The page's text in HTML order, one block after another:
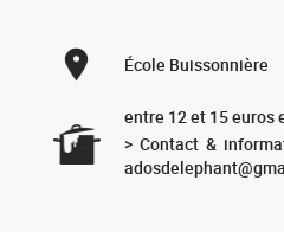
École Buissonnière
entre 12 et 15 euros
> Contact &